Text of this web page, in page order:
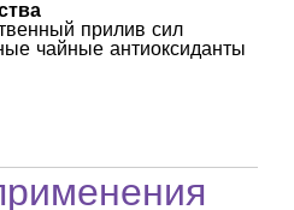
прилив сил
чайные антиоксиданты